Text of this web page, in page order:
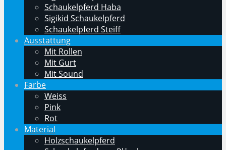
Schaukelpferd Haba
Sigikid Schaukelpferd
Schaukelpferd Steiff
Ausstattung
Mit Rollen
Mit Gurt
Mit Sound
Farbe
Weiss
Pink
Rot
Material
Holzschaukelpferd